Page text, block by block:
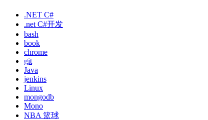
.NET C#
.net C#开发
bash
book
chrome
git
Java
jenkins
Linux
mongodb
Mono
NBA 篮球